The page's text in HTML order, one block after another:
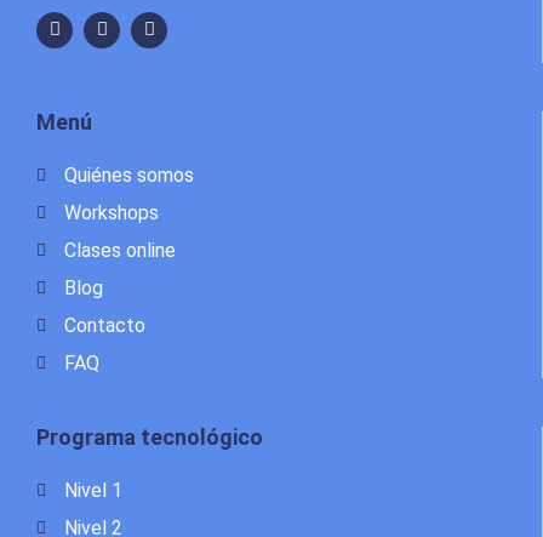
Menú
Quiénes somos
Workshops
Clases online
Blog
Contacto
FAQ
Programa tecnológico
Nivel 1
Nivel 2